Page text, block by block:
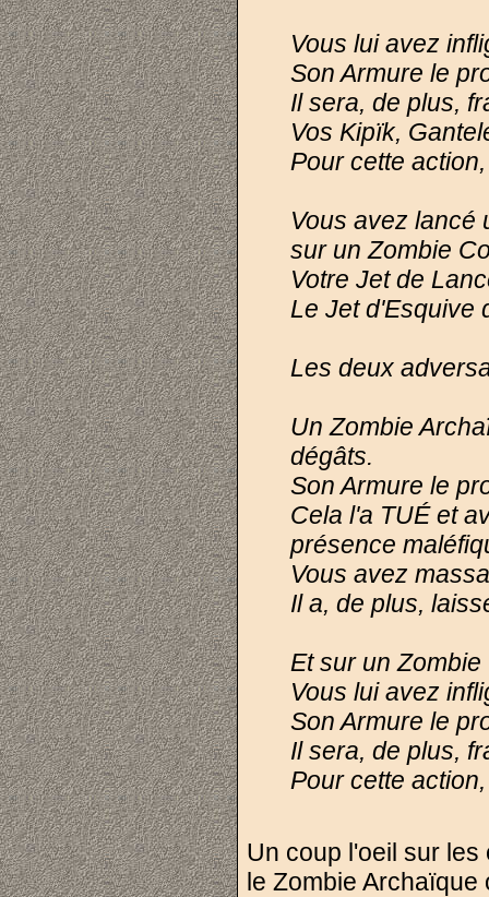
Vous lui avez
Son Armure le
Il sera, de plus,
Vos Kipïk,
Pour cette
Vous avez lancé
sur un Zombie
Votre Jet de
Le Jet
Les deux
Un Zombie
dégâts.
Son Armure le
Cela l'a TUÉ et
présence
Vous avez
Il a, de plus,
Et sur un
Vous lui avez
Son Armure le
Il sera, de plus,
Pour cette
Un coup l'oeil sur
le Zombie Archaïque